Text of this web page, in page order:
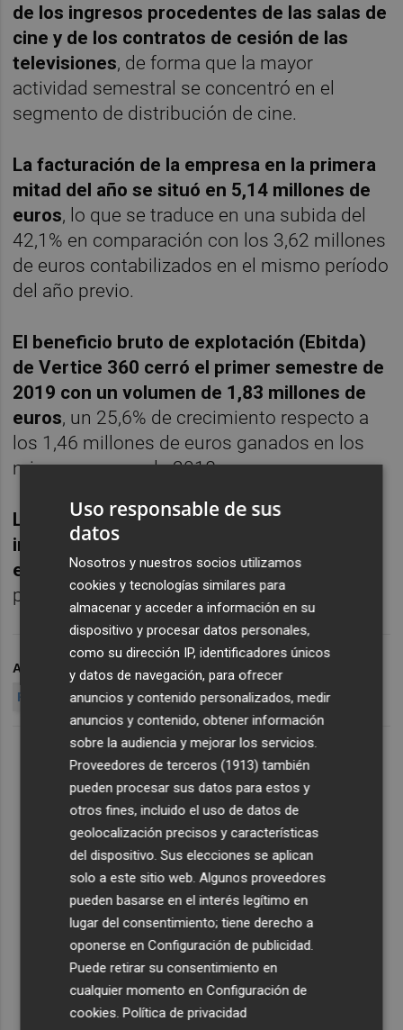
de los ingresos procedentes de las salas de
cine y de los contratos de cesión de las
televisiones, de forma que la mayor
actividad semestral se concentró en el
segmento de distribución de cine.
La facturación de la empresa en la primera
mitad del año se situó en 5,14 millones de
euros, lo que se traduce en una subida del
42,1% en comparación con los 3,62 millones
de euros contabilizados en el mismo período
del año previo.
El beneficio bruto de explotación (Ebitda)
de Vertice 360 cerró el primer semestre de
2019 con un volumen de 1,83 millones de
euros, un 25,6% de crecimiento respecto a
los 1,46 millones de euros ganados en los
mismos meses de 2018.
La compañía alcanzó un beneficio antes de
impuestos de 1,68 millones de euros entre
enero y junio de este ejercicio, un 31,6% de
progresión en la comparativa interanual.
ARCHIVADO EN
VÉRTICE 360º
RESULTADOS DE VÉRTICE 360º
Uso responsable de sus
datos
Nosotros y nuestros socios utilizamos
cookies y tecnologías similares para
almacenar y acceder a información en su
dispositivo y procesar datos personales,
como su dirección IP, identificadores únicos
y datos de navegación, para ofrecer
anuncios y contenido personalizados, medir
anuncios y contenido, obtener información
sobre la audiencia y mejorar los servicios.
Proveedores de terceros (1913) también
pueden procesar sus datos para estos y
otros fines, incluido el uso de datos de
geolocalización precisos y características
del dispositivo. Sus elecciones se aplican
solo a este sitio web. Algunos proveedores
pueden basarse en el interés legítimo en
lugar del consentimiento; tiene derecho a
oponerse enConfiguración de publicidad
Puede retirar su consentimiento en
cualquier momento enConfiguración de
cookies .Política de privacidad